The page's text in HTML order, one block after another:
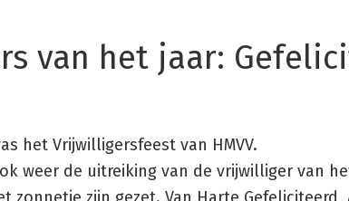
van het jaar:
het Vrijwilligersfeest van HMVV.
weer de uitreiking van de vrijwilliger van